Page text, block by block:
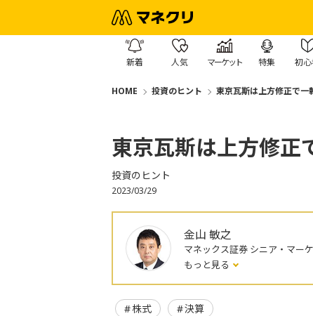
新着 人気 マーケット 特集 初
HOME 投資のヒント 東京瓦斯は上方修正で一
東京瓦斯は上方修正
投資のヒント
2023/03/29
金山 敏之
マネックス証券 シニア・マー
もっと見る
株式 決算